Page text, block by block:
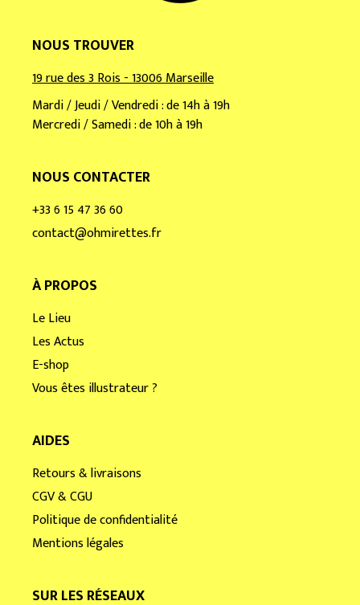
NOUS TROUVER
19 rue des 3 Rois - 13006 Marseille
Mardi / Jeudi / Vendredi : de 14h à 19h
Mercredi / Samedi : de 10h à 19h
NOUS CONTACTER
+33 6 15 47 36 60
contact@ohmirettes.fr
À PROPOS
Le Lieu
Les Actus
E-shop
Vous êtes illustrateur ?
AIDES
Retours & livraisons
CGV & CGU
Politique de confidentialité
Mentions légales
SUR LES RÉSEAUX